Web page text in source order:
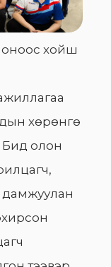
хойш
хөрөнгө
Бид олон
дамжуулан